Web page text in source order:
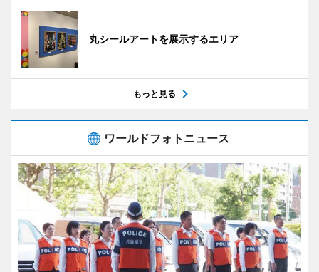
丸シールアートを展示するエリア
もっと見る
ワールドフォトニュース